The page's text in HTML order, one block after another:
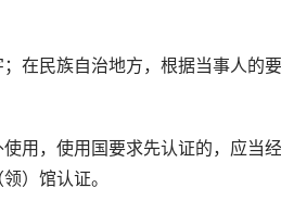
民族自治地方，根据当事人的
，使用国要求先认证的，应当经
）馆认证。